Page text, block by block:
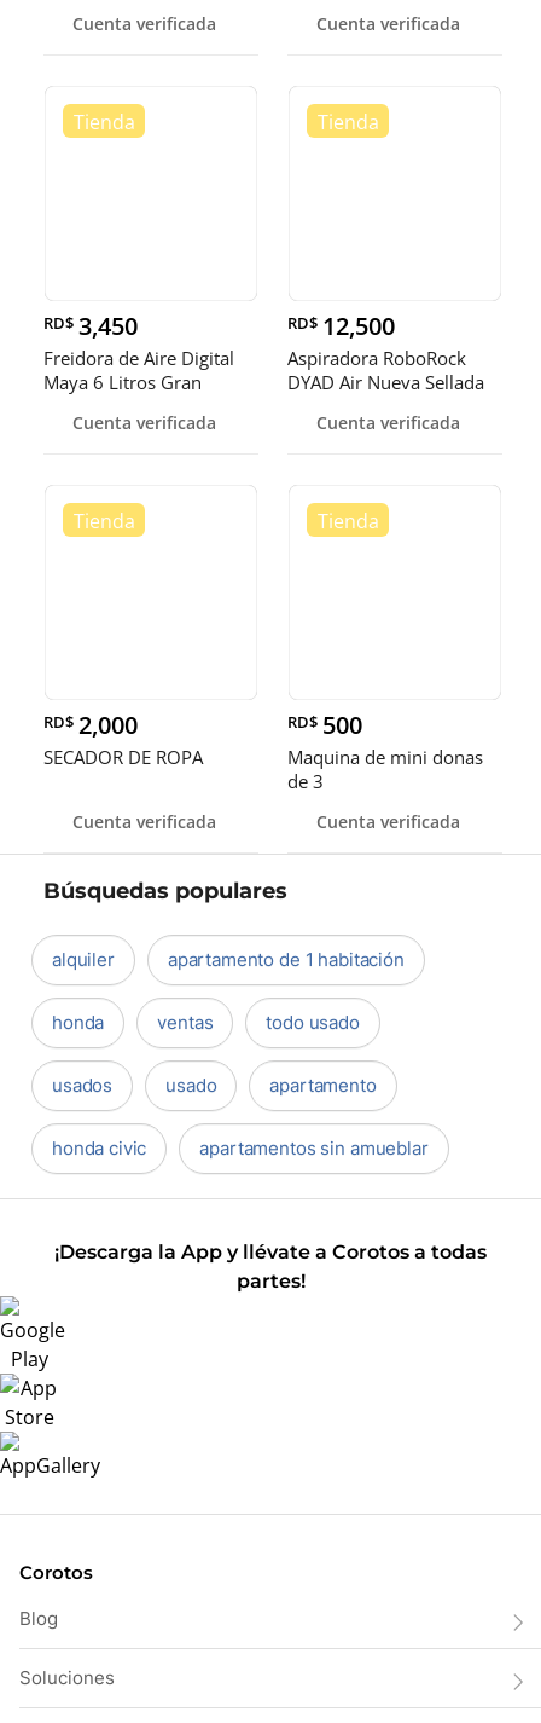
Cuenta verificada Cuenta verificada
RD$ 3,450
Freidora de Aire Digital
Maya 6 Litros Gran
Cuenta verificada
RD$ 12,500
Aspiradora RoboRock
DYAD Air Nueva Sellada
Cuenta verificada
RD$ 2,000
SECADOR DE ROPA
Cuenta verificada
RD$ 500
Maquina de mini donas
de 3
Cuenta verificada
Búsquedas populares
alquiler apartamento de 1 habitación
honda ventas todo usado
usados usado apartamento
honda civic apartamentos sin amueblar
¡Descarga la App y llévate a Corotos a todas
partes!
Corotos
Blog
Soluciones